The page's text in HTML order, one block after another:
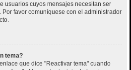
usuarios cuyos mensajes necesitan ser
favor comuníquese con el administrador
tema?
que dice "Reactivar tema" cuando